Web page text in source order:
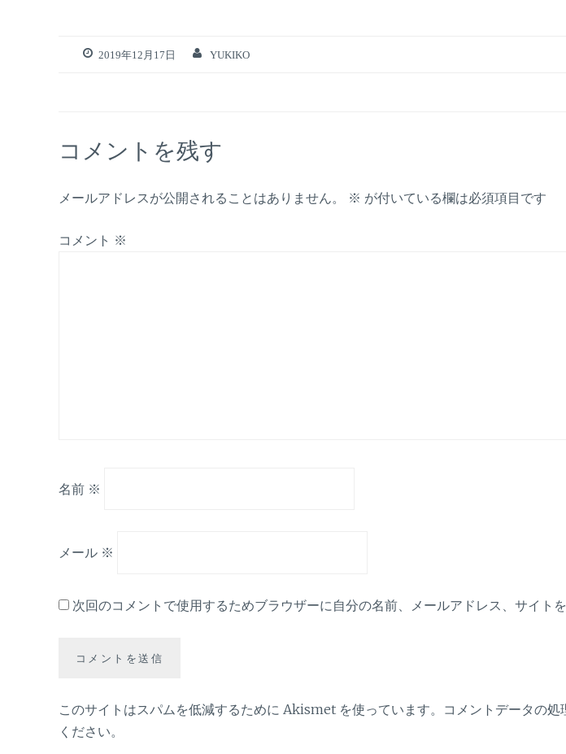
2019年12月17日 YUKIKO
コメントを残す
メールアドレスが公開されることはありません。 ※ が付いている欄は必須項目です
コメント ※
名前 ※
メール ※
次回のコメントで使用するためブラウザーに自分の名前、メールアドレス、サイトを
このサイトはスパムを低減するために Akismet を使っています。 コメントデータの
ください。